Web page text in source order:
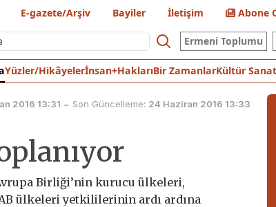
E-gazete/Arşiv Bayiler İletişim Abone
Ermeni Toplumu
Yüzler/Hikâyelerİnsan+HaklarıBir ZamanlarKültür Sanat
2016 13:31 ~ Son Güncelleme: 24 Haziran 2016 13:33
Birliği’nin kurucu ülkeleri,
ülkeleri yetkililerinin ardı ardına